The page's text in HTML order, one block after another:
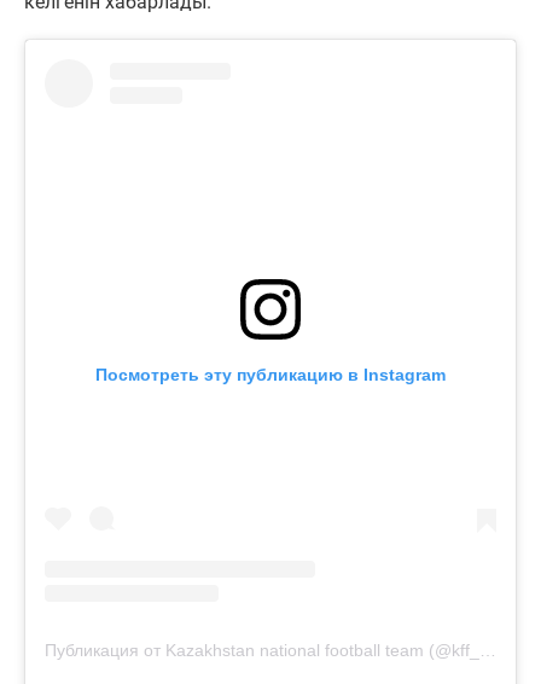
Посмотреть эту публикацию в Instagram
Публикация от Kazakhstan national football team (@kff_team)